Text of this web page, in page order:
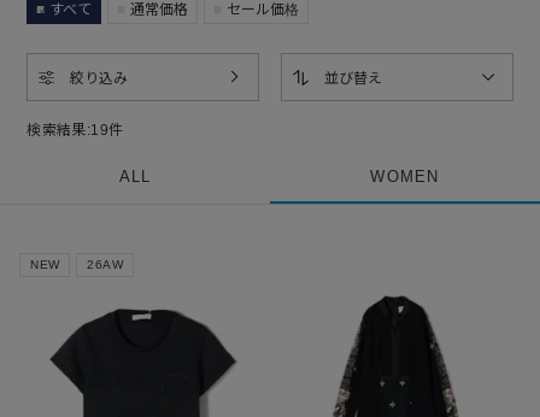
すべて 通常価格 セール価格
検索結果:19件
絞り込み 並び替え
ALL WOMEN
NEW 26AW